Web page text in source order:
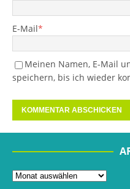
E-Mail*
Meinen Namen, E-Mail
speichern, bis ich wieder